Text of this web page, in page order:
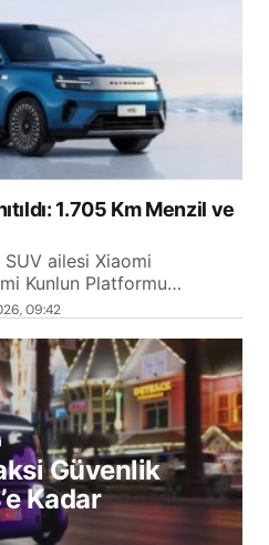
1.705 Km Menzil ve
ailesi Xiaomi
Kunlun Platformu…
09:42
Güvenlik
Kadar